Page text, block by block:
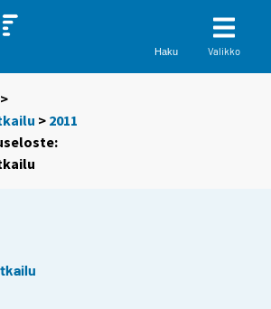
Haku Valikko
>
> 2011